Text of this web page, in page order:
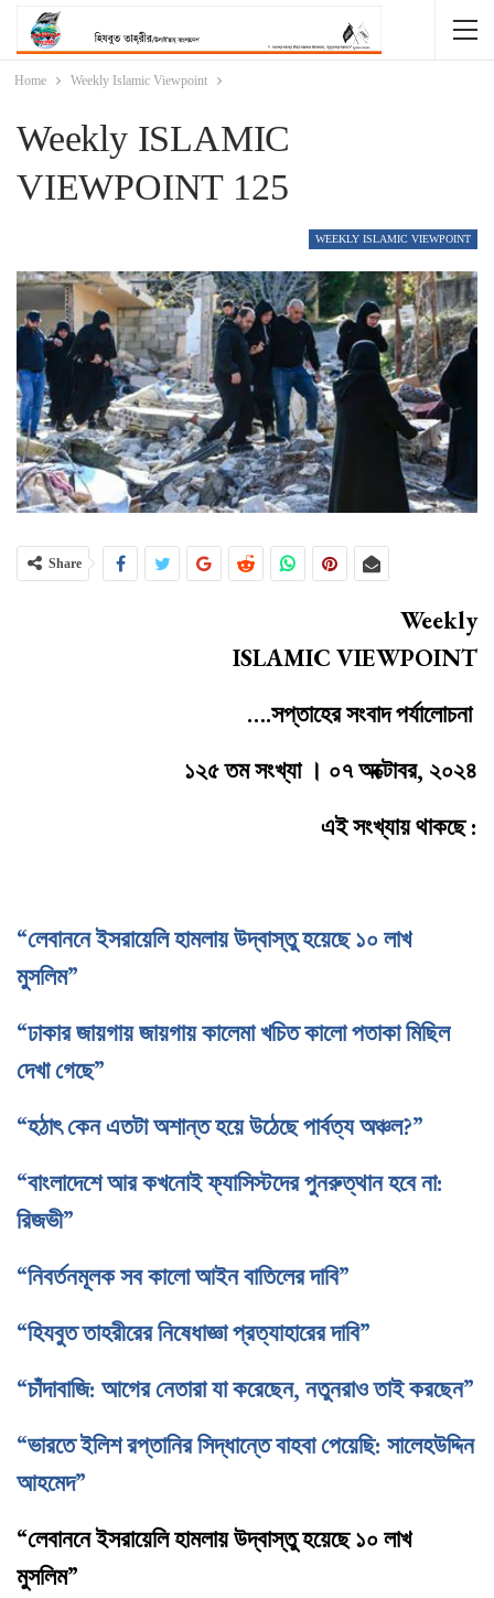
Home Weekly Islamic Viewpoint
Weekly ISLAMIC
VIEWPOINT 125
WEEKLY ISLAMIC VIEWPOINT
Share
Weekly
ISLAMIC VIEWPOINT
….সপ্তাহের সংবাদ পর্যালোচনা
১২৫ তম সংখ্যা । ০৭ অক্টোবর, ২০২৪
এই সংখ্যায় থাকছে :
“লেবাননে ইসরায়েলি হামলায় উদ্বাস্তু হয়েছে ১০ লাখ
মুসলিম”
“ঢাকার জায়গায় জায়গায় কালেমা খচিত কালো পতাকা মিছিল
দেখা গেছে”
“হঠাৎ কেন এতটা অশান্ত হয়ে উঠেছে পার্বত্য অঞ্চল?”
“বাংলাদেশে আর কখনোই ফ্যাসিস্টদের পুনরুত্থান হবে না:
রিজভী”
“নিবর্তনমূলক সব কালো আইন বাতিলের দাবি”
“হিযবুত তাহরীরের নিষেধাজ্ঞা প্রত্যাহারের দাবি”
“চাঁদাবাজি: আগের নেতারা যা করেছেন, নতুনরাও তাই করছেন”
“ভারতে ইলিশ রপ্তানির সিদ্ধান্তে বাহবা পেয়েছি: সালেহউদ্দিন
আহমেদ”
“লেবাননে ইসরায়েলি হামলায় উদ্বাস্তু হয়েছে ১০ লাখ
মুসলিম”